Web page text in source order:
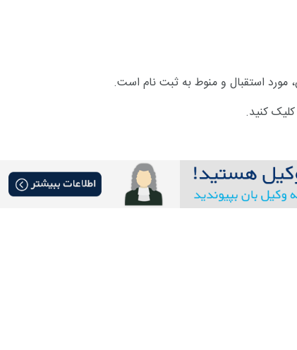
مورد استقبال و منوط به ثبت نام است.
کلیک کنید.